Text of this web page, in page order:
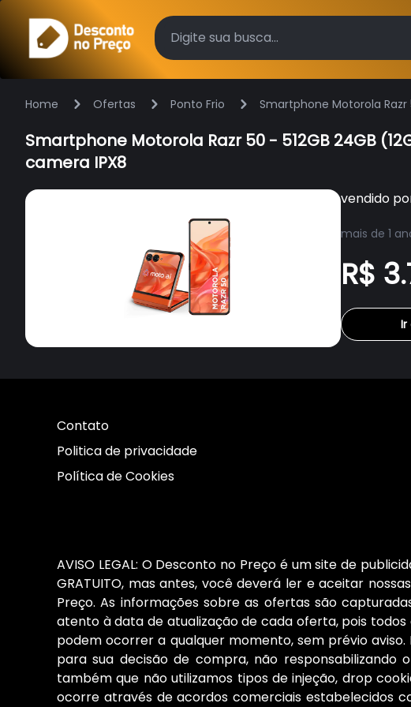
Home Ofertas Ponto Frio Smartphone Motorola Razr
Smartphone Motorola Razr 50 - 512GB 24GB
camera IPX8
vendido
mais de 1
R$
Ir
Contato
Politica de privacidade
Política de Cookies
AVISO LEGAL: O Desconto no Preço é um site de
GRATUITO, mas antes, você deverá ler e aceitar
Preço. As informações sobre as ofertas são
atento à data de atualização de cada oferta, pois
podem ocorrer a qualquer momento, sem prévio
para sua decisão de compra, não
também que não utilizamos tipos de injeção, drop
ocorre através de acordos comerciais estabelecidos